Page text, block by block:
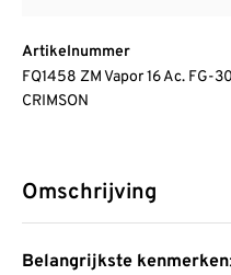
Artikelnummer
FQ1458 ZM Vapor 16 Ac. FG-
CRIMSON
Omschrijving
Belangrijkste kenmerken: